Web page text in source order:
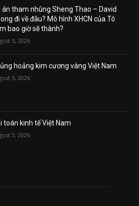
án tham nhũng Sheng Thao – David
đi về đâu? Mô hình XHCN của Tô
bao giờ sẽ thành?
5, 2026
hoảng kim cương vàng Việt Nam
5, 2026
toán kinh tế Việt Nam
3, 2026